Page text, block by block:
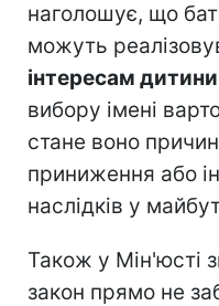
наголошує, що
можуть
інтересам дитини
вибору імені
стане воно
приниження або
наслідків у
Також у Мін'юсті
закон прямо не